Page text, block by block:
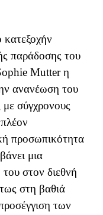
παράδοσης του
Mutter η
ανανέωση του
με σύγχρονους
προσωπικότητα
μια
στον διεθνή
στη βαθιά
των